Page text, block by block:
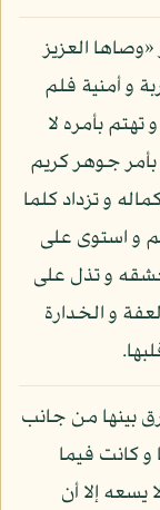
«وصاها العزيز
و أمنية فلم
بأمره لا
جوهر كريم
و تزداد كلما
و استوى على
و تذل على
و الخدارة
بينها من جانب
و كانت فيما
إلا أن